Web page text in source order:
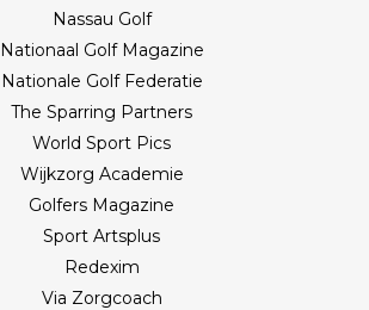
Nassau Golf
Nationaal Golf Magazine
Nationale Golf Federatie
The Sparring Partners
World Sport Pics
Wijkzorg Academie
Golfers Magazine
Sport Artsplus
Redexim
Via Zorgcoach